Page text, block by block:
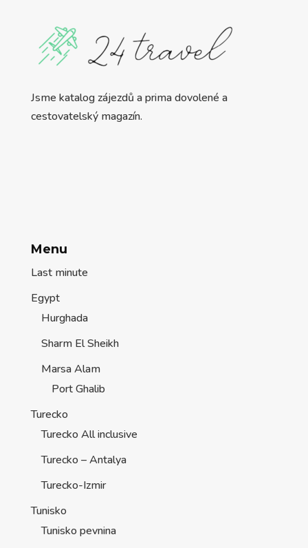
Jsme katalog zájezdů a prima dovolené a
cestovatelský magazín.
Menu
Last minute
Egypt
Hurghada
Sharm El Sheikh
Marsa Alam
Port Ghalib
Turecko
Turecko All inclusive
Turecko – Antalya
Turecko-Izmir
Tunisko
Tunisko pevnina